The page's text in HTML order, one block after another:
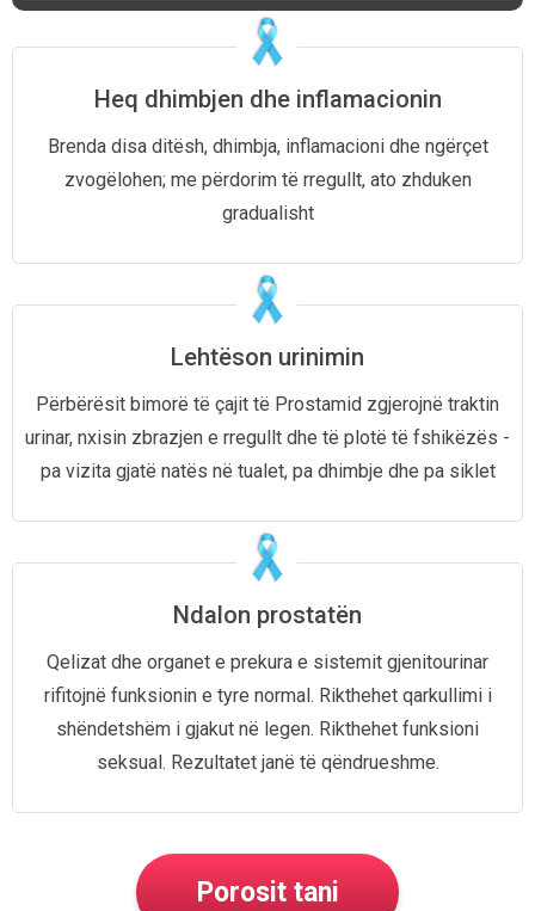
Heq dhimbjen dhe inflamacionin
Brenda disa ditësh, dhimbja, inflamacioni dhe ngërçet
zvogëlohen; me përdorim të rregullt, ato zhduken
gradualisht
Lehtëson urinimin
Përbërësit bimorë të çajit të Prostamid zgjerojnë traktin
urinar, nxisin zbrazjen e rregullt dhe të plotë të fshikëzës -
pa vizita gjatë natës në tualet, pa dhimbje dhe pa siklet
Ndalon prostatën
Qelizat dhe organet e prekura e sistemit gjenitourinar
rifitojnë funksionin e tyre normal. Rikthehet qarkullimi i
shëndetshëm i gjakut në legen. Rikthehet funksioni
seksual. Rezultatet janë të qëndrueshme.
Porosit tani